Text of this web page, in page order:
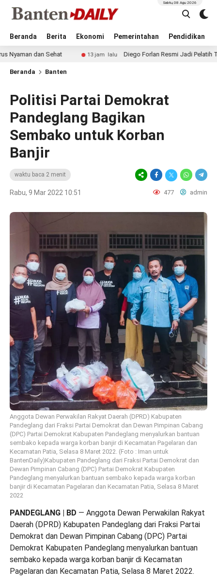
Beranda Berita Ekonomi Pemerintahan Pendidikan
Sabtu, 08 Agu 2026
Sehat 13 jam lalu Diego Forlan Resmi Jadi Pelatih Timnas
Beranda Banten
Politisi Partai Demokrat
Pandeglang Bagikan
Sembako untuk Korban
Banjir
waktu baca 2 menit
Rabu, 9 Mar 2022 10:51 477 admin
Anggota Dewan Perwakilan Rakyat Daerah (DPRD) Kabupaten
Pandeglang dari Fraksi Partai Demokrat dan Dewan Pimpinan Cabang
(DPC) Partai Demokrat Kabupaten Pandeglang menyalurkan bantuan
sembako kepada warga korban banjir di Kecamatan Pagelaran dan
Kecamatan Patia, Selasa 8 Maret 2022. (Foto : Iman untuk
BantenDaily)Kabupaten Pandeglang dari Fraksi Partai Demokrat dan
Dewan Pimpinan Cabang (DPC) Partai Demokrat Kabupaten
Pandeglang menyalurkan bantuan sembako kepada warga korban
banjir di Kecamatan Pagelaran dan Kecamatan Patia, Selasa 8 Maret
2022
PANDEGLANG | BD — Anggota Dewan Perwakilan Rakyat
Daerah (DPRD) Kabupaten Pandeglang dari Fraksi Partai
Demokrat dan Dewan Pimpinan Cabang (DPC) Partai
Demokrat Kabupaten Pandeglang menyalurkan bantuan
sembako kepada warga korban banjir di Kecamatan
Pagelaran dan Kecamatan Patia, Selasa 8 Maret 2022.